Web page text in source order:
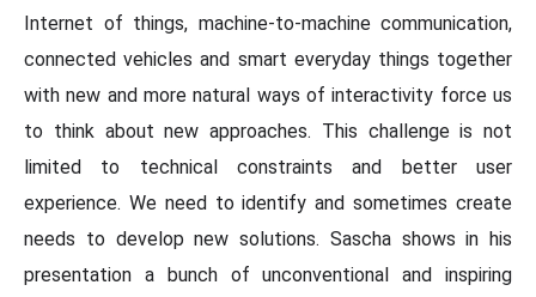
Internet of things, machine-to-machine communication,
connected vehicles and smart everyday things together
with new and more natural ways of interactivity force us
to think about new approaches. This challenge is not
limited to technical constraints and better user
experience. We need to identify and sometimes create
needs to develop new solutions. Sascha shows in his
presentation a bunch of unconventional and inspiring